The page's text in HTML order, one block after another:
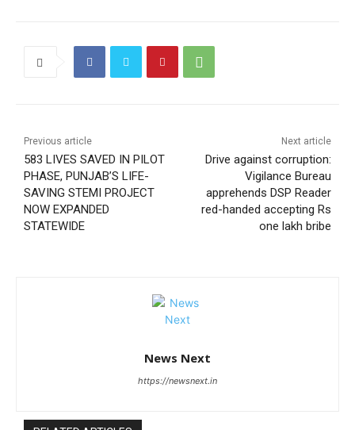
Previous article
583 LIVES SAVED IN PILOT
PHASE, PUNJAB’S LIFE-
SAVING STEMI PROJECT
NOW EXPANDED
STATEWIDE
Next article
Drive against corruption:
Vigilance Bureau
apprehends DSP Reader
red-handed accepting Rs
one lakh bribe
News Next
https://newsnext.in